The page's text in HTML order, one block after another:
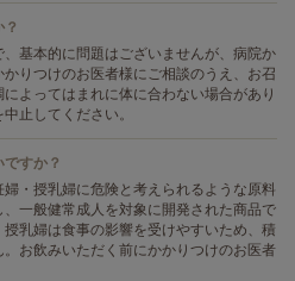
基本的に問題はございませんが、病院か
りつけのお医者様にご相談のうえ、お召
よってはまれに体に合わない場合があり
止してください。
すか？
・授乳婦に危険と考えられるような原料
一般健常成人を対象に開発された商品で
乳婦は食事の影響を受けやすいため、積
お飲みいただく前にかかりつけのお医者